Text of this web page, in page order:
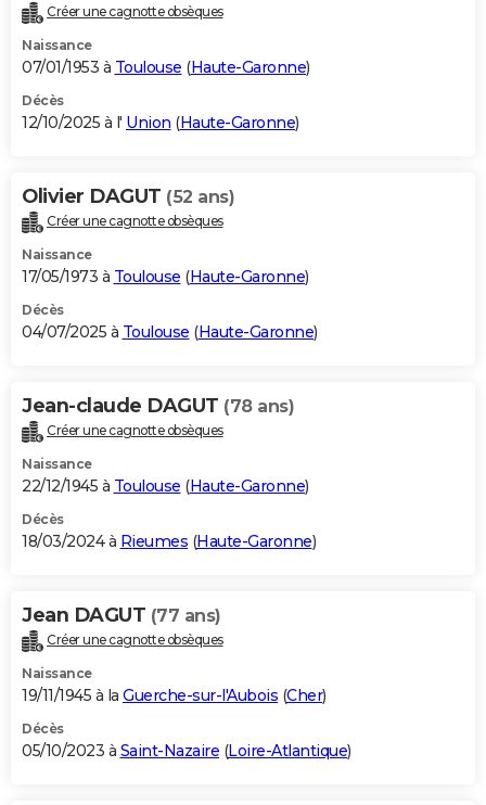
Destinations
City break
Voyage nature
Voyage de noces
Forum
Climat
+PHOTO
GUIDES D'ACHAT
BONS PLANS
Carte de Noël
Carte Bonne année
Carte Saint-Valentin
Carte Pâques
Carte d'anniversaire
DICTIONNAIRE
Dictionnaire
Biographies
Citations
Expressions
Proverbes
PROGRAMME TV
S'inscrire
Se connecter
Lycées
Collèges
Primaires
Universités
Entreprises
Service militaire
Avis de recherche
AVIS DE DÉCÈS
Bricolage
Lifestyle
Culture
Sport
Auto
Television
Voyage
Cinema
Créer une cagnotte obsèques
Naissance
07/01/1953 à Toulouse (Haute-Garonne)
Décès
12/10/2025 à l' Union (Haute-Garonne)
Olivier DAGUT (52 ans)
Créer une cagnotte obsèques
Naissance
17/05/1973 à Toulouse (Haute-Garonne)
Décès
04/07/2025 à Toulouse (Haute-Garonne)
Jean-claude DAGUT (78 ans)
Créer une cagnotte obsèques
Naissance
22/12/1945 à Toulouse (Haute-Garonne)
Décès
18/03/2024 à Rieumes (Haute-Garonne)
Jean DAGUT (77 ans)
Créer une cagnotte obsèques
Naissance
19/11/1945 à la Guerche-sur-l'Aubois (Cher)
Décès
05/10/2023 à Saint-Nazaire (Loire-Atlantique)